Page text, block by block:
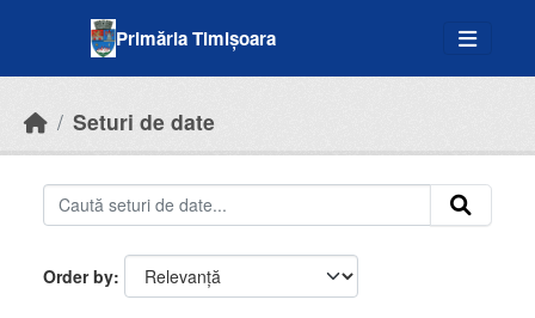
Primăria Timișoara
Seturi de date
Order by